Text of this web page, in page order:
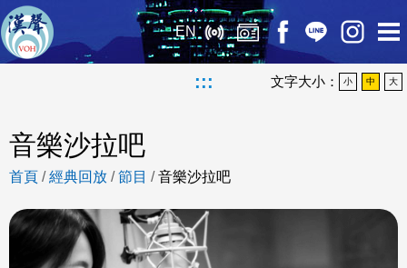
EN
::: 文字大小： 小 中 大
音樂沙拉吧
首頁 /經典回放 /節目 /音樂沙拉吧